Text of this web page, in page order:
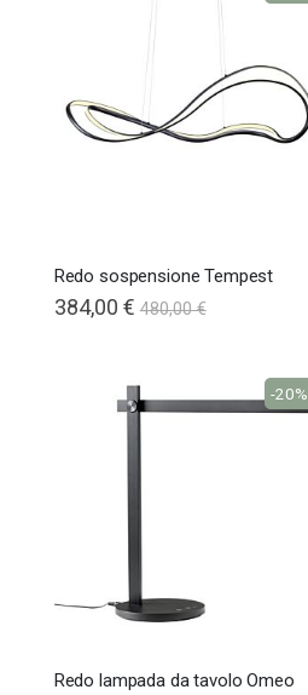
Redo sospensione Tempest
384,00 € 480,00 €
Redo lampada da tavolo Omeo
-20%